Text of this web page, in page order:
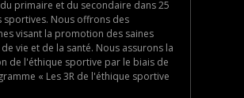
primaire et du secondaire dans 25
sportives. Nous offrons des
visant la promotion des saines
vie et de la santé. Nous assurons la
de l'éthique sportive par le biais de
« Les 3R de l'éthique sportive